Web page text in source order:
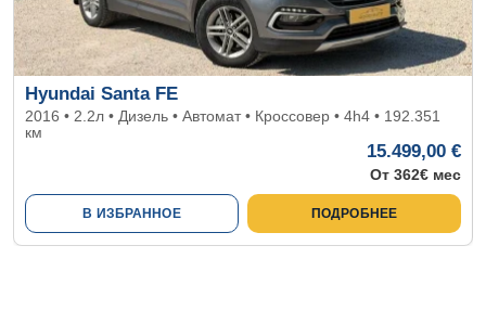
Hyundai Santa FE
2016 • 2.2л • Дизель • Автомат • Кроссовер • 4h4 • 192.351
км
15.499,00 €
От 362€ мес
В ИЗБРАННОЕ ПОДРОБНЕЕ